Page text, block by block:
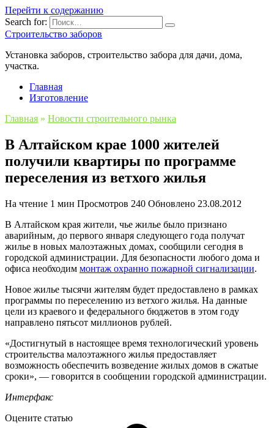
Перейти к содержанию
Search for:
Строительство заборов
Установка заборов, строительство забора для дачи, дома,
участка.
Главная
Изготовление
Главная » Новости строительного рынка
В Алтайском крае 1000 жителей
получили квартиры по программе
переселения из ветхого жилья
На чтение 1 мин Просмотров 240 Обновлено 23.08.2012
В Алтайском края жители, чье жилье было признано
аварийным, до первого января следующего года получат
жилье в новых малоэтажных домах, сообщили сегодня в
городской администрации. Для безопасности любого дома и
офиса необходим монтаж охранно пожарной сигнализации.
Новое жилье тысячи жителям будет предоставлено в рамках
программы по переселению из ветхого жилья. На данные
цели из краевого и федерального бюджетов в этом году
направлено пятьсот миллионов рублей.
«Достигнутый в настоящее время технологический уровень
строительства малоэтажного жилья предоставляет
возможность обеспечить возведение жилых домов в сжатые
сроки», — говорится в сообщении городской администрации.
Интерфакс
Оцените статью